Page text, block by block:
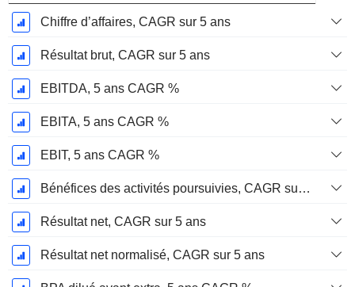
Chiffre d’affaires, CAGR sur 5 ans
Résultat brut, CAGR sur 5 ans
EBITDA, 5 ans CAGR %
EBITA, 5 ans CAGR %
EBIT, 5 ans CAGR %
Bénéfices des activités poursuivies, CAGR sur 5 ans
Résultat net, CAGR sur 5 ans
Résultat net normalisé, CAGR sur 5 ans